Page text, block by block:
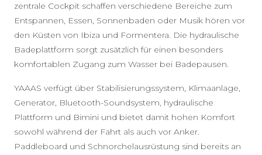
zentrale Cockpit schaffen verschiedene Bereiche zum
Entspannen, Essen, Sonnenbaden oder Musik hören vor
den Küsten von Ibiza und Formentera. Die hydraulische
Badeplattform sorgt zusätzlich für einen besonders
komfortablen Zugang zum Wasser bei Badepausen.
YAAAS verfügt über Stabilisierungssystem, Klimaanlage,
Generator, Bluetooth-Soundsystem, hydraulische
Plattform und Bimini und bietet damit hohen Komfort
sowohl während der Fahrt als auch vor Anker.
Paddleboard und Schnorchelausrüstung sind bereits an